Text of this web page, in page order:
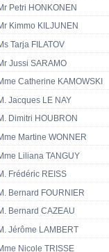
Petri HONKONEN
Kimmo KILJUNEN
Tarja FILATOV
Jussi SARAMO
Catherine KAMOWSKI
Jacques LE NAY
Dimitri HOUBRON
Martine WONNER
Liliana TANGUY
Frédéric REISS
Bernard FOURNIER
Bernard CAZEAU
Jérôme LAMBERT
Nicole TRISSE